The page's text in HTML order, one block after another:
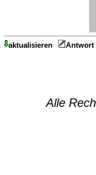
aktualisieren Antwort
Alle